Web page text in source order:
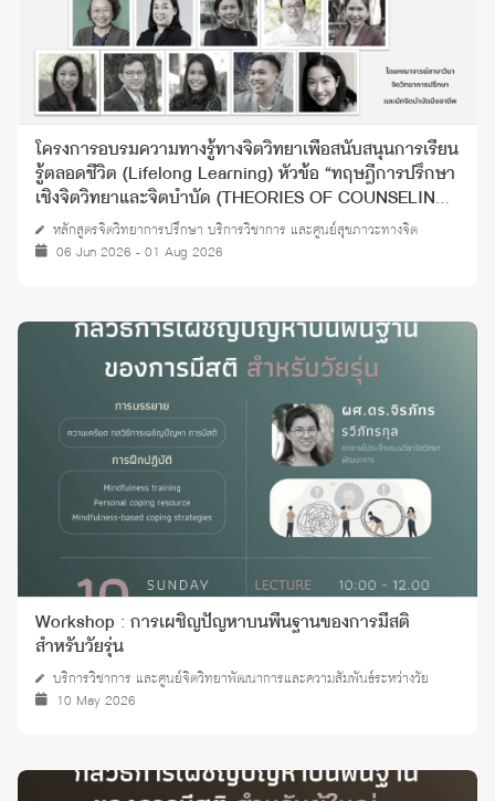
โครงการอบรมความทางรู้ทางจิตวิทยาเพื่อสนับสนุนการเรียน
รู้ตลอดชีวิต (Lifelong Learning) หัวข้อ “ทฤษฎีการปรึกษา
เชิงจิตวิทยาและจิตบำบัด (THEORIES OF COUNSELING
AND PSYCHOTHERAPY)” ปี 2568
หลักสูตรจิตวิทยาการปรึกษา บริการวิชาการ และศูนย์สุขภาวะทางจิต
06 Jun 2026 - 01 Aug 2026
Workshop : การเผชิญปัญหาบนพื้นฐานของการมีสติ
สำหรับวัยรุ่น
บริการวิชาการ และศูนย์จิตวิทยาพัฒนาการและความสัมพันธ์ระหว่างวัย
10 May 2026